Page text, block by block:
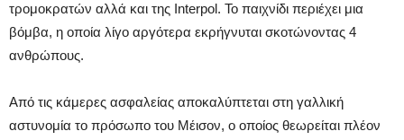
τρομοκρατών αλλά και της Interpol. Το παιχνίδι περιέχει μια
βόμβα, η οποία λίγο αργότερα εκρήγνυται σκοτώνοντας 4
ανθρώπους.
Από τις κάμερες ασφαλείας αποκαλύπτεται στη γαλλική
αστυνομία το πρόσωπο του Μέισον, ο οποίος θεωρείται πλέον